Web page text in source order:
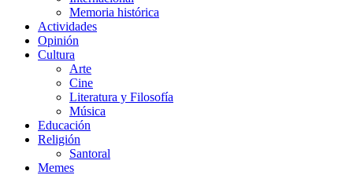
Memoria histórica
Actividades
Opinión
Cultura
Arte
Cine
Literatura y Filosofía
Música
Educación
Religión
Santoral
Memes